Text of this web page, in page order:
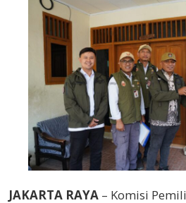
JAKARTA RAYA – Komisi